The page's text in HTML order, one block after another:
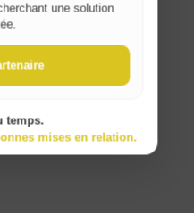
une solution
temps.
mises en relation.